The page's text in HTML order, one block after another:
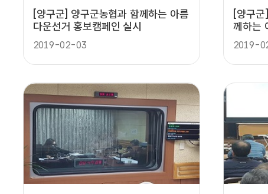
[양구군] 양구군농협과 함께하는 아름
다운선거 홍보캠페인 실시
2019-02-03
[양구
께하는
2019-